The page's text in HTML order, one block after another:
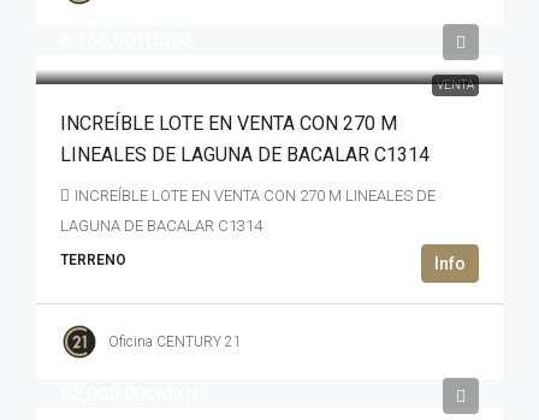
VENTA
INCREÍBLE LOTE EN VENTA CON 270 M
LINEALES DE LAGUNA DE BACALAR C1314
INCREÍBLE LOTE EN VENTA CON 270 M LINEALES DE
LAGUNA DE BACALAR C1314
TERRENO
Oficina CENTURY 21